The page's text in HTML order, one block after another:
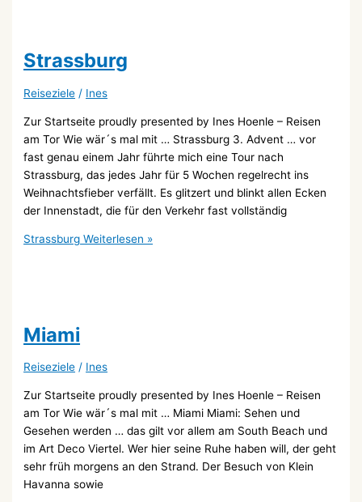
Strassburg
Reiseziele / Ines
Zur Startseite proudly presented by Ines Hoenle – Reisen
am Tor Wie wär´s mal mit … Strassburg 3. Advent … vor
fast genau einem Jahr führte mich eine Tour nach
Strassburg, das jedes Jahr für 5 Wochen regelrecht ins
Weihnachtsfieber verfällt. Es glitzert und blinkt allen Ecken
der Innenstadt, die für den Verkehr fast vollständig
Strassburg Weiterlesen »
Miami
Reiseziele / Ines
Zur Startseite proudly presented by Ines Hoenle – Reisen
am Tor Wie wär´s mal mit … Miami Miami: Sehen und
Gesehen werden … das gilt vor allem am South Beach und
im Art Deco Viertel. Wer hier seine Ruhe haben will, der geht
sehr früh morgens an den Strand. Der Besuch von Klein
Havanna sowie